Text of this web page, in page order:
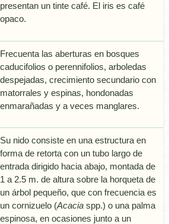
presentan un tinte café. El iris es café
opaco.
Frecuenta las aberturas en bosques
caducifolios o perennifolios, arboledas
despejadas, crecimiento secundario con
matorrales y espinas, hondonadas
enmarañadas y a veces manglares.
Su nido consiste en una estructura en
forma de retorta con un tubo largo de
entrada dirigido hacia abajo, montada de
1 a 2.5 m. de altura sobre la horqueta de
un árbol pequeño, que con frecuencia es
un cornizuelo (Acacia spp.) o una palma
espinosa, en ocasiones junto a un